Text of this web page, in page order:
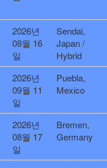
2026년
08월 16
일
Sendai,
Japan /
Hybrid
2026년
09월 11
일
Puebla,
Mexico
2026년
08월 17
일
Bremen,
Germany